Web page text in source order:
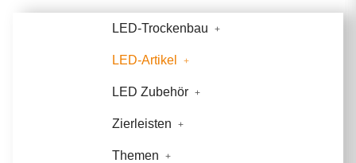
LED-Trockenbau
LED-Artikel
LED Zubehör
Zierleisten
Themen